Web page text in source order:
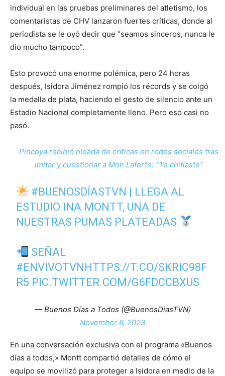
individual en las pruebas preliminares del atletismo, los
comentaristas de CHV lanzaron fuertes críticas, donde al
periodista se le oyó decir que “seamos sinceros, nunca le
dio mucho tampoco”.
Esto provocó una enorme polémica, pero 24 horas
después, Isidora Jiménez rompió los récords y se colgó
la medalla de plata, haciendo el gesto de silencio ante un
Estadio Nacional completamente lleno. Pero eso casi no
pasó.
Pincoya recibió oleada de críticas en redes sociales tras
imitar y cuestionar a Mon Laferte: “Te chiflaste”
#BUENOSDÍASTVN | LLEGA AL
ESTUDIO INA MONTT, UNA DE
NUESTRAS PUMAS PLATEADAS
SEÑAL
#ENVIVOTVNHTTPS://T.CO/SKRIC98F
R5 PIC.TWITTER.COM/G6FDCCBXUS
— Buenos Días a Todos (@BuenosDiasTVN)
November 6, 2023
En una conversación exclusiva con el programa «Buenos
días a todos,» Montt compartió detalles de cómo el
equipo se movilizó para proteger a Isidora en medio de la